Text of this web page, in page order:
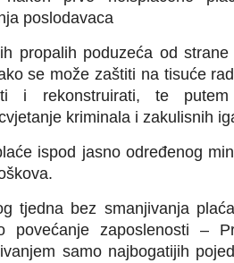
poslodavaca
propalih poduzeća od
se može zaštiti na tisuće
i rekonstruirati, te putem
kriminala i zakulisnih
ispod jasno određenog
tjedna bez smanjivanja
povećanje zaposlenosti –
samo najbogatijih